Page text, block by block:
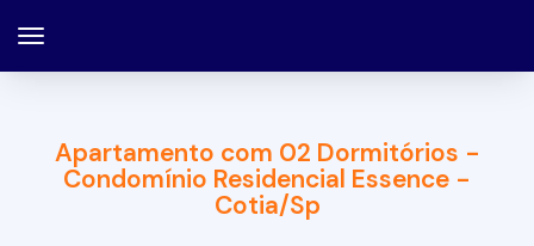
Apartamento com 02 Dormitórios -
Condomínio Residencial Essence -
Cotia/Sp